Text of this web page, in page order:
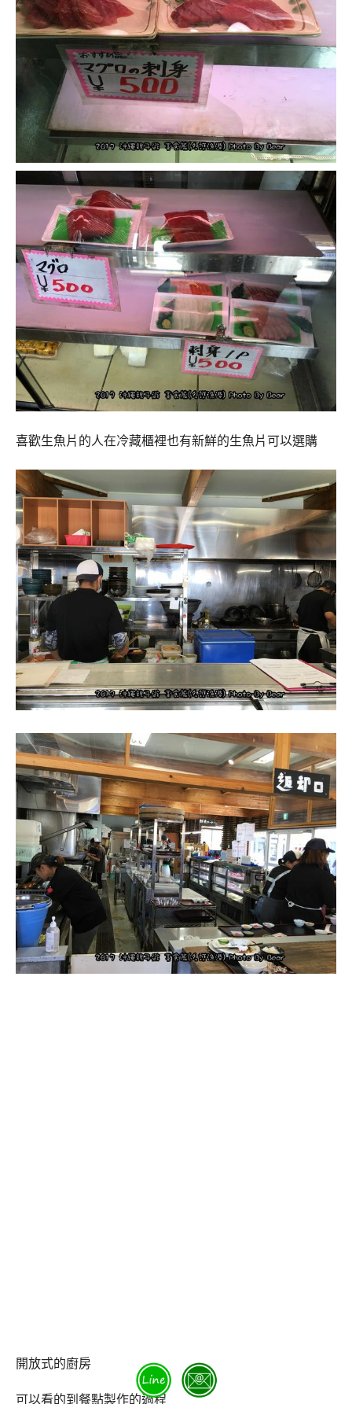
喜歡生魚片的人在冷藏櫃裡也有新鮮的生魚片可以選購
開放式的廚房
可以看的到餐點製作的過程